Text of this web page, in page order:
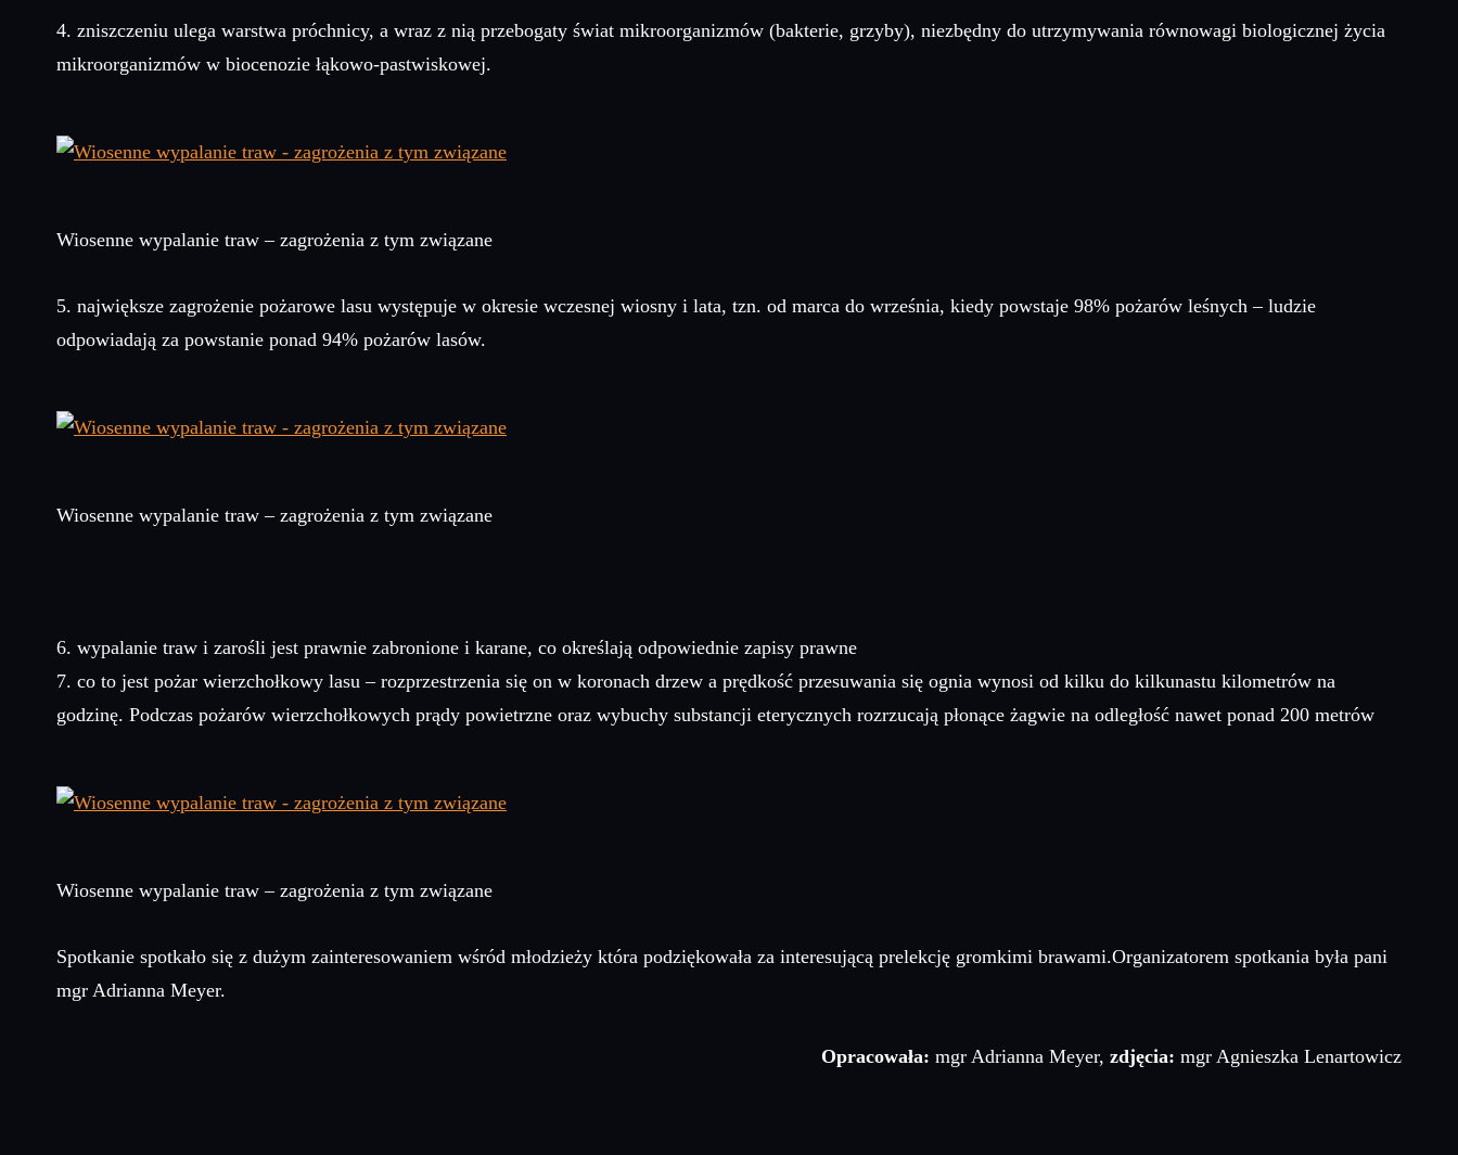
4. zniszczeniu ulega warstwa próchnicy, a wraz z nią przebogaty świat mikroorganizmów (bakterie, grzyby), niezbędny do utrzymywania równowagi biologicznej życia
mikroorganizmów w biocenozie łąkowo-pastwiskowej.
Wiosenne wypalanie traw – zagrożenia z tym związane
5. największe zagrożenie pożarowe lasu występuje w okresie wczesnej wiosny i lata, tzn. od marca do września, kiedy powstaje 98% pożarów leśnych – ludzie
odpowiadają za powstanie ponad 94% pożarów lasów.
Wiosenne wypalanie traw – zagrożenia z tym związane
6. wypalanie traw i zarośli jest prawnie zabronione i karane, co określają odpowiednie zapisy prawne
7. co to jest pożar wierzchołkowy lasu – rozprzestrzenia się on w koronach drzew a prędkość przesuwania się ognia wynosi od kilku do kilkunastu kilometrów na
godzinę. Podczas pożarów wierzchołkowych prądy powietrzne oraz wybuchy substancji eterycznych rozrzucają płonące żagwie na odległość nawet ponad 200 metrów
Wiosenne wypalanie traw – zagrożenia z tym związane
Spotkanie spotkało się z dużym zainteresowaniem wśród młodzieży która podziękowała za interesującą prelekcję gromkimi brawami.Organizatorem spotkania była pani
mgr Adrianna Meyer.
Opracowała: mgr Adrianna Meyer, zdjęcia: mgr Agnieszka Lenartowicz